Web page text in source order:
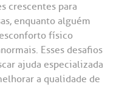
crescentes para
enquanto alguém
físico
Esses desafios
ajuda especializada
a qualidade de